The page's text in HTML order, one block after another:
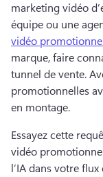
marketing vidéo
équipe ou une
vidéo
marque, faire
tunnel de vente.
promotionnelles
en montage.
Essayez cette
vidéo
l’IA dans votre